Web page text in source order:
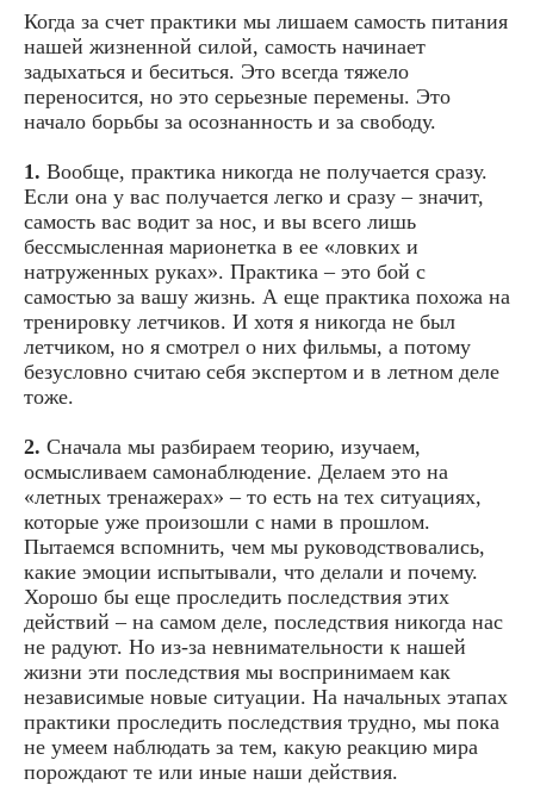
Когда за счет практики мы лишаем самость питания
нашей жизненной силой, самость начинает
задыхаться и беситься. Это всегда тяжело
переносится, но это серьезные перемены. Это
начало борьбы за осознанность и за свободу.
1. Вообще, практика никогда не получается сразу.
Если она у вас получается легко и сразу – значит,
самость вас водит за нос, и вы всего лишь
бессмысленная марионетка в ее «ловких и
натруженных руках». Практика – это бой с
самостью за вашу жизнь. А еще практика похожа на
тренировку летчиков. И хотя я никогда не был
летчиком, но я смотрел о них фильмы, а потому
безусловно считаю себя экспертом и в летном деле
тоже.
2. Сначала мы разбираем теорию, изучаем,
осмысливаем самонаблюдение. Делаем это на
«летных тренажерах» – то есть на тех ситуациях,
которые уже произошли с нами в прошлом.
Пытаемся вспомнить, чем мы руководствовались,
какие эмоции испытывали, что делали и почему.
Хорошо бы еще проследить последствия этих
действий – на самом деле, последствия никогда нас
не радуют. Но из-за невнимательности к нашей
жизни эти последствия мы воспринимаем как
независимые новые ситуации. На начальных этапах
практики проследить последствия трудно, мы пока
не умеем наблюдать за тем, какую реакцию мира
порождают те или иные наши действия.